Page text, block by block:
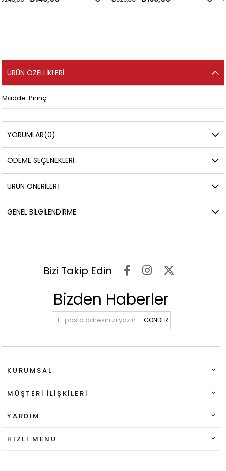
ÜRÜN ÖZELLIKLERI
Madde: Pirinç
YORUMLAR(0)
ÖDEME SEÇENEKLERI
ÜRÜN ÖNERILERI
GENEL BILGILENDIRME
Bizi Takip Edin
Bizden Haberler
GÖNDER
KURUMSAL
MÜŞTERI İLIŞKILERI
YARDIM
HIZLI MENÜ